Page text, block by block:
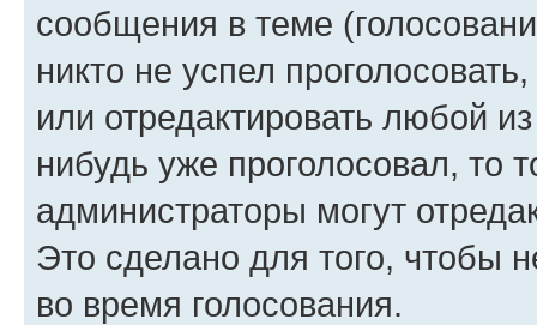
сообщения в теме
никто не успел
или отредактировать любой
нибудь уже проголосовал, то
администраторы могут
Это сделано для того, чтобы
во время голосования.